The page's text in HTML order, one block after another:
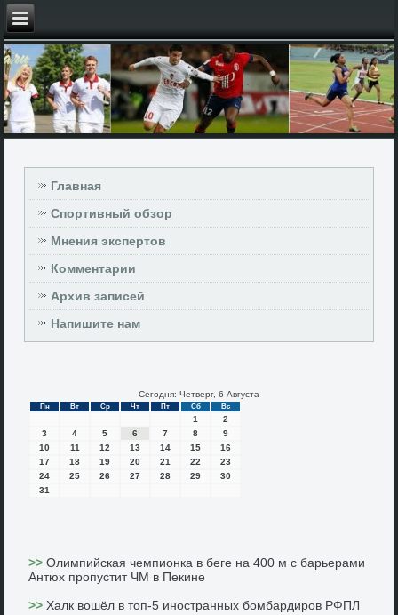
Главная
Спортивный обзор
Мнения экспертов
Комментарии
Архив записей
Напишите нам
Сегодня: Четверг, 6 Августа
Пн Вт Ср Чт Пт Сб Вс
1
2
3
4 5 6 7 8
9
10
11 12 13 14 15
16
17
18 19 20 21 22
23
24
25 26 27 28 29
30
31
>>Олимпийская чемпионка в беге на 400 м с барьерами
Антюх пропустит ЧМ в Пекине
>> Халк вошёл в топ-5 иностранных бомбардиров РФПЛ